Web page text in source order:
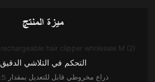
ميزة المنتج
التحكم في التلاشي الدقيق
ذراع مخروطي قابل للتعديل بمقدار 0.5–3 مم